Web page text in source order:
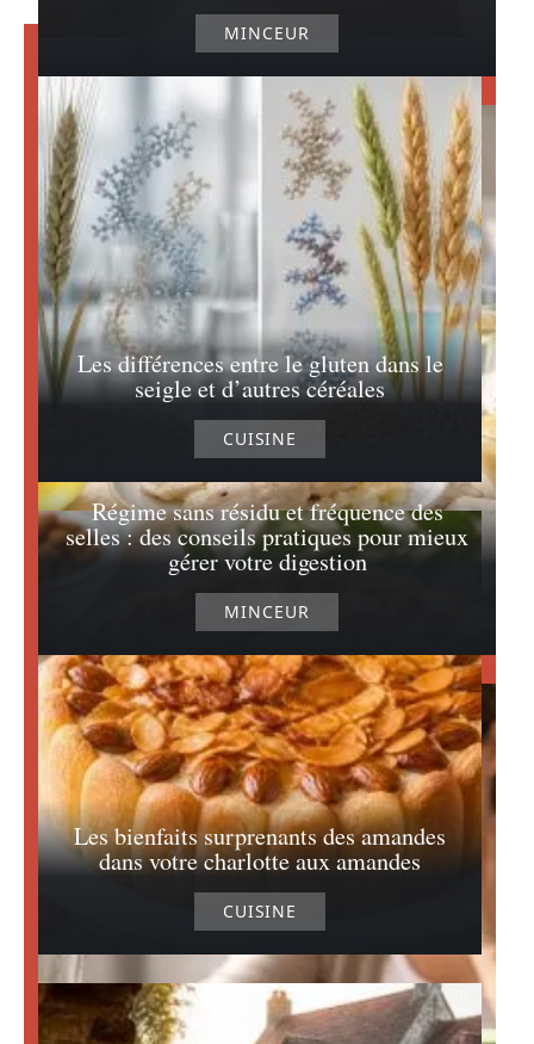
MINCEUR
Régime sans résidu et fréquence des
selles : des conseils pratiques pour mieux
gérer votre digestion
MINCEUR
Les différences entre le gluten dans le
seigle et d’autres céréales
CUISINE
Les bienfaits surprenants des amandes
dans votre charlotte aux amandes
CUISINE